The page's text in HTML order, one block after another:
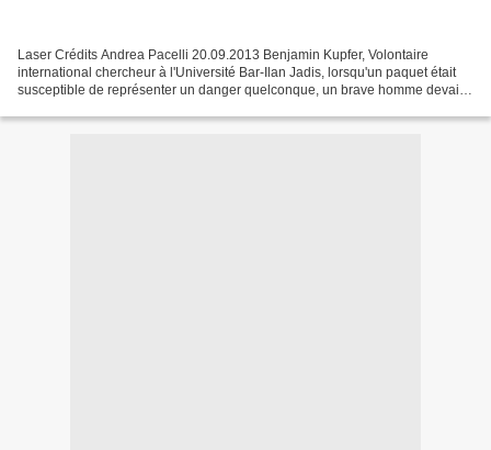
Laser Crédits Andrea Pacelli 20.09.2013 Benjamin Kupfer, Volontaire
international chercheur à l'Université Bar-Ilan Jadis, lorsqu'un paquet était
susceptible de représenter un danger quelconque, un brave homme devait